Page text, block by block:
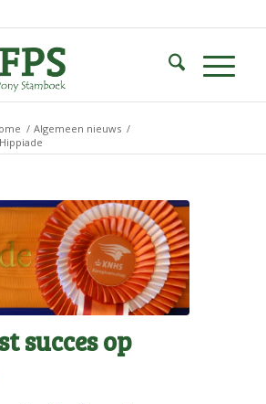
/ Algemeen nieuws /
succes op